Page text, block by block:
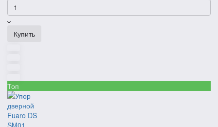
Купить
Топ